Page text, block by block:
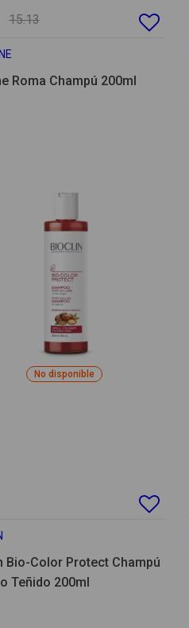
15.13
Roma Champú 200ml
No disponible
Bio-Color Protect Champú
Teñido 200ml